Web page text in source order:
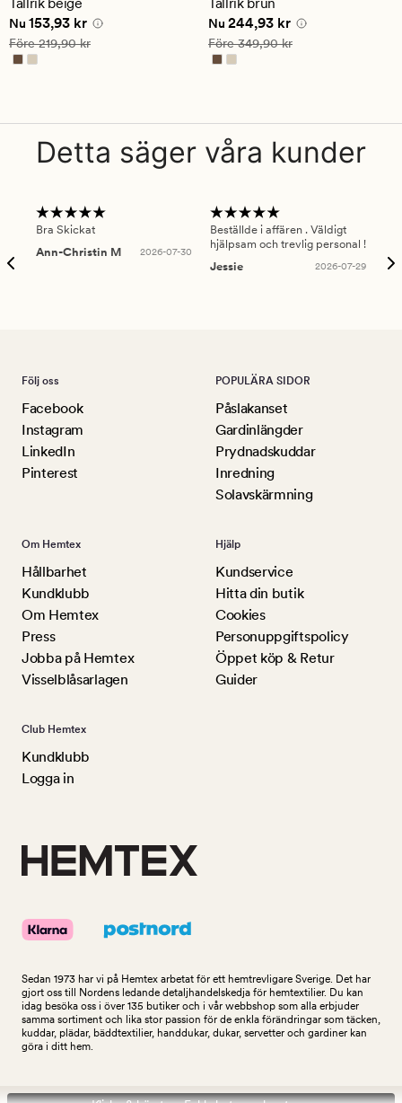
genomsnittligt
betyg
på
5
Nuvarande pris
Nu 153,93 kr
Ordinarie pris 219,90 kr
Före219,90 kr
genomsnittligt
betyg
på
3.5
Nuvarande pris
Nu 244,93 kr
Ordinarie pris 349,90 kr
Före349,90 kr
Detta säger våra kunder
Bra Skickat
Ann-Christin M
2026-07-30
Beställde i affären . Väldigt
hjälpsam och trevlig personal !
Jessie
2026-07-29
Följ oss
Facebook
Instagram
LinkedIn
Pinterest
POPULÄRA SIDOR
Påslakanset
Gardinlängder
Prydnadskuddar
Inredning
Solavskärmning
Om Hemtex
Hållbarhet
Kundklubb
Om Hemtex
Press
Jobba på Hemtex
Visselblåsarlagen
Hjälp
Kundservice
Hitta din butik
Cookies
Personuppgiftspolicy
Öppet köp & Retur
Guider
Club Hemtex
Kundklubb
Logga in
Sedan 1973 har vi på Hemtex arbetat för ett hemtrevligare Sverige. Det har
gjort oss till Nordens ledande detaljhandelskedja för hemtextilier. Du kan
idag besöka oss i över 135 butiker och i vår webbshop som alla erbjuder
samma sortiment och lika stor passion för de enkla förändringar som täcken,
kuddar, plädar, bäddtextilier, handdukar, dukar, servetter och gardiner kan
göra i ditt hem.